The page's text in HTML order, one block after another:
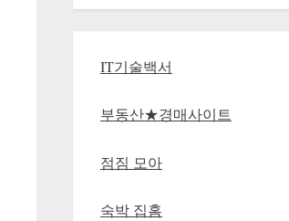
IT기술백서
부동산★경매사이트
점짐 모아
숙박 집홈